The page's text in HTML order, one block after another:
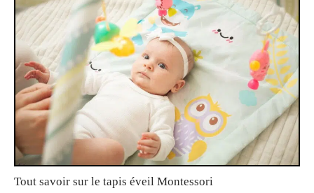
Tout savoir sur le tapis éveil Montessori